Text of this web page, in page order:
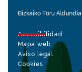
Bizkaiko Foru Aldundia
Accesibilidad
Mapa web
Aviso legal
Cookies